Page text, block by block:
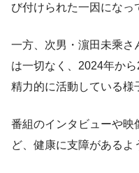
び付けられた一因になっ
一方、次男・濵田未乘さ
は一切なく、2024年か
精力的に活動している様
番組のインタビューや映
ど、健康に支障があるよ